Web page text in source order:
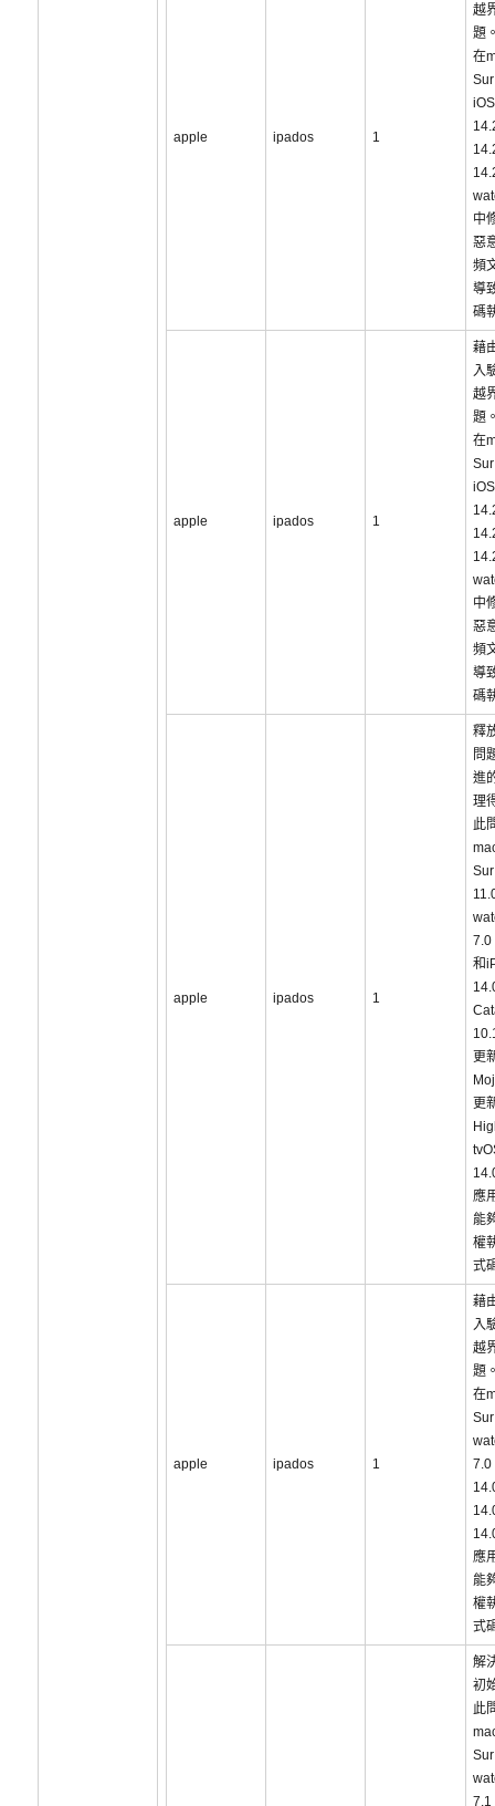
apple ipados 1
越
題
在
iOS
中
惡
頻
導
碼
apple ipados 1
藉
入
越
題
在
iOS
中
惡
頻
導
碼
apple ipados 1
釋
問
進
理
此
Sur
7.0
和
更
更
應
能
權
式
apple ipados 1
藉
入
越
題
在
7.0
應
能
權
式
解
初
此
7.1